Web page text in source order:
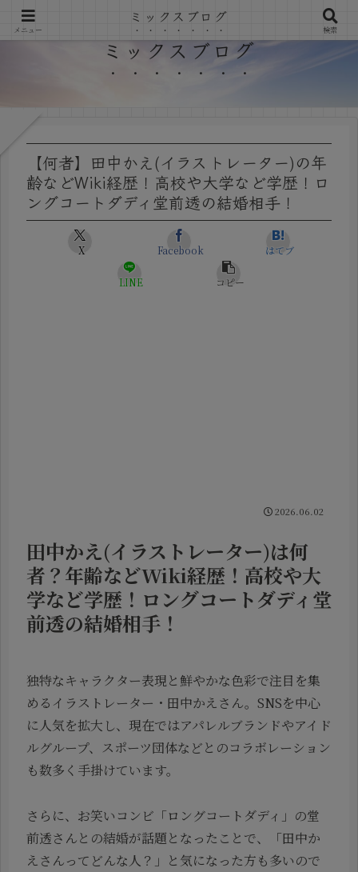
ミックスブログ
【何者】田中かえ(イラストレーター)の年
齢などWiki経歴！高校や大学など学歴！ロ
ングコートダディ堂前透の結婚相手！
X Facebook はてブ
LINE コピー
2026.06.02
田中かえ(イラストレーター)は何
者？年齢などWiki経歴！高校や大
学など学歴！ロングコートダディ堂
前透の結婚相手！
独特なキャラクター表現と鮮やかな色彩で注目を集
めるイラストレーター・田中かえさん。SNSを中心
に人気を拡大し、現在ではアパレルブランドやアイド
ルグループ、スポーツ団体などとのコラボレーション
も数多く手掛けています。
さらに、お笑いコンビ「ロングコートダディ」の堂
前透さんとの結婚が話題となったことで、「田中か
えさんってどんな人？」と気になった方も多いので
メニュー
ミックスブログ
検索